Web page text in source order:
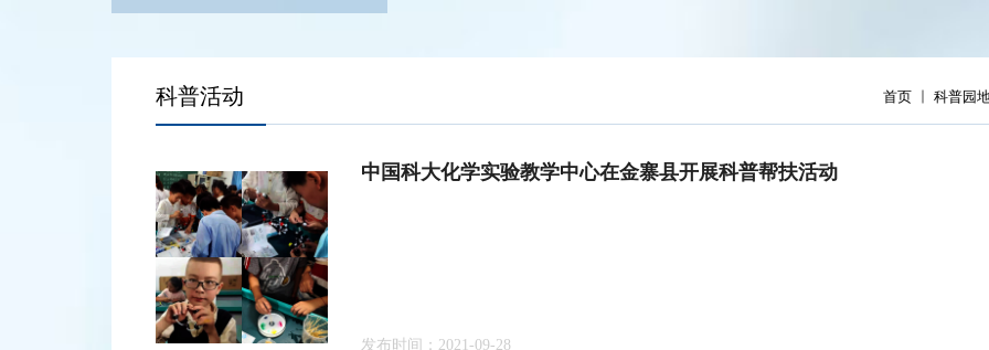
科普活动 首页 科普园
中国科大化学实验教学中心在金寨县开展科普帮扶活动
发布时间：2021-09-28